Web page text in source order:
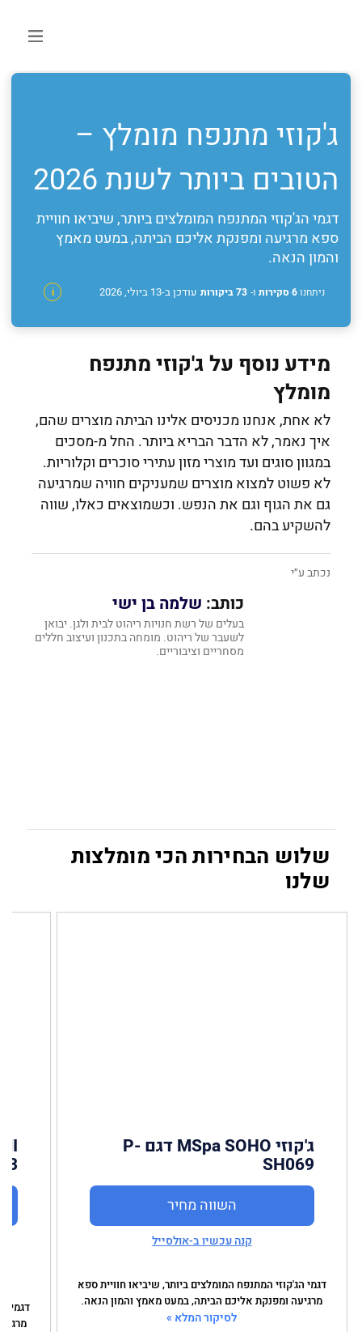
ג'קוזי מתנפח מומלץ –
הטובים ביותר לשנת 2026
דגמי הג'קוזי המתנפח המומלצים ביותר, שיביאו חוויית
ספא מרגיעה ומפנקת אליכם הביתה, במעט מאמץ
והמון הנאה.
ניתחנו6 סקירות ו- 73 ביקורות i עודכן ב-13 ביולי, 2026
מידע נוסף על ג'קוזי מתנפח
מומלץ
לא אחת, אנחנו מכניסים אלינו הביתה מוצרים שהם,
איך נאמר, לא הדבר הבריא ביותר. החל מ-מסכים
במגוון סוגים ועד מוצרי מזון עתירי סוכרים וקלוריות.
לא פשוט למצוא מוצרים שמעניקים חוויה שמרגיעה
גם את הגוף וגם את הנפש. וכשמוצאים כאלו, שווה
להשקיע בהם.
נכתב ע״י
כותב: שלמה בן ישי
בעלים של רשת חנויות ריהוט לבית ולגן. יבואן
לשעבר של ריהוט. מומחה בתכנון ועיצוב חללים
מסחריים וציבוריים.
שלוש הבחירות הכי מומלצות
שלנו
ג'קוזי MSpa SOHO דגם P-
SH069
השווה מחיר
קנה עכשיו ב-אולסייל
דגמי הג'קוזי המתנפח המומלצים ביותר, שיביאו חוויית ספא
מרגיעה ומפנקת אליכם הביתה, במעט מאמץ והמון הנאה.
לסיקור המלא »
דגמי